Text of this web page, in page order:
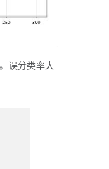
误分类率大